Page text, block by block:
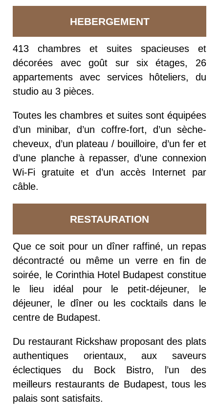
HEBERGEMENT
413 chambres et suites spacieuses et
décorées avec goût sur six étages, 26
appartements avec services hôteliers, du
studio au 3 pièces.
Toutes les chambres et suites sont équipées
d’un minibar, d’un coffre-fort, d’un sèche-
cheveux, d’un plateau / bouilloire, d’un fer et
d’une planche à repasser, d’une connexion
Wi-Fi gratuite et d’un accès Internet par
câble.
RESTAURATION
Que ce soit pour un dîner raffiné, un repas
décontracté ou même un verre en fin de
soirée, le Corinthia Hotel Budapest constitue
le lieu idéal pour le petit-déjeuner, le
déjeuner, le dîner ou les cocktails dans le
centre de Budapest.
Du restaurant Rickshaw proposant des plats
authentiques orientaux, aux saveurs
éclectiques du Bock Bistro, l’un des
meilleurs restaurants de Budapest, tous les
palais sont satisfaits.